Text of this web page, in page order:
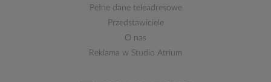
Pełne dane teleadresowe
Przedstawiciele
O nas
Reklama w Studio Atrium